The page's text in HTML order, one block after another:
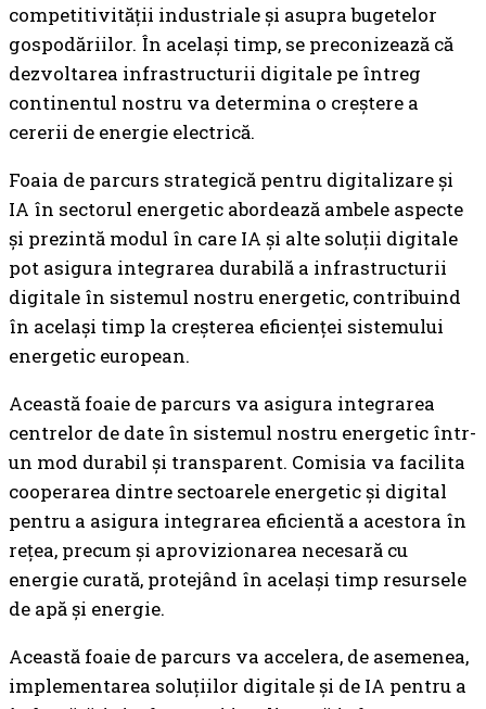
competitivității industriale și asupra bugetelor
gospodăriilor. În același timp, se preconizează că
dezvoltarea infrastructurii digitale pe întreg
continentul nostru va determina o creștere a
cererii de energie electrică.
Foaia de parcurs strategică pentru digitalizare și
IA în sectorul energetic abordează ambele aspecte
și prezintă modul în care IA și alte soluții digitale
pot asigura integrarea durabilă a infrastructurii
digitale în sistemul nostru energetic, contribuind
în același timp la creșterea eficienței sistemului
energetic european.
Această foaie de parcurs va asigura integrarea
centrelor de date în sistemul nostru energetic într-
un mod durabil și transparent. Comisia va facilita
cooperarea dintre sectoarele energetic și digital
pentru a asigura integrarea eficientă a acestora în
rețea, precum și aprovizionarea necesară cu
energie curată, protejând în același timp resursele
de apă și energie.
Această foaie de parcurs va accelera, de asemenea,
implementarea soluțiilor digitale și de IA pentru a